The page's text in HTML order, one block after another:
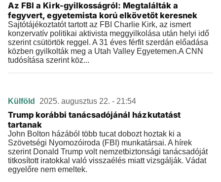
Az FBI a Kirk-gyilkosságról: Megtalálták a
fegyvert, egyetemista korú elkövetőt keresnek
Sajtótájékoztatót tartott az FBI Charlie Kirk, az ismert
konzervatív politikai aktivista meggyilkolása után helyi idő
szerint csütörtök reggel. A 31 éves férfit szerdán előadása
közben gyilkolták meg a Utah Valley Egyetemen.A CNN
tudósítása szerint köz...
Külföld 2025. augusztus 22. - 21:54
Trump korábbi tanácsadójánál házkutatást
tartanak
John Bolton házából több tucat dobozt hoztak ki a
Szövetségi Nyomozóiroda (FBI) munkatársai. A hírek
szerint Donald Trump volt nemzetbiztonsági tanácsadóját
titkosított iratokkal való visszaélés miatt vizsgálják. Vádat
egyelőre nem emeltek.